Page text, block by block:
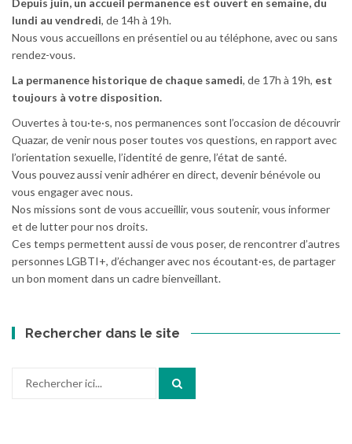
lundi au vendredi, de 14h à 19h.
Nous vous accueillons en présentiel ou au téléphone, avec ou sans
rendez-vous.
La permanence historique de chaque samedi, de 17h à 19h, est
toujours à votre disposition.
Ouvertes à tou·te·s, nos permanences sont l’occasion de découvrir
Quazar, de venir nous poser toutes vos questions, en rapport avec
l’orientation sexuelle, l’identité de genre, l’état de santé.
Vous pouvez aussi venir adhérer en direct, devenir bénévole ou
vous engager avec nous.
Nos missions sont de vous accueillir, vous soutenir, vous informer
et de lutter pour nos droits.
Ces temps permettent aussi de vous poser, de rencontrer d’autres
personnes LGBTI+, d’échanger avec nos écoutant·es, de partager
un bon moment dans un cadre bienveillant.
Rechercher dans le site